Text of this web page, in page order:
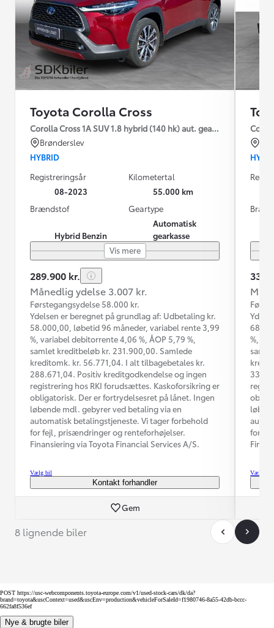
Toyota Corolla Cross
Corolla Cross 1A SUV 1.8 hybrid (140 hk) aut. gear Style - Comfort
Brønderslev
HYBRID
Registreringsår
08-2023
Kilometertal
55.000 km
Brændstof
Hybrid Benzin
Geartype
Automatisk
gearkasse
Vis mere
289.900 kr.
Månedlig ydelse 3.007 kr.
Førstegangsydelse 58.000 kr.
Ydelsen er beregnet på grundlag af: Udbetaling kr.
58.000,00, løbetid 96 måneder, variabel rente 3,99
%, variabel debitorrente 4,06 %, ÅOP 5,79 %,
samlet kreditbeløb kr. 231.900,00. Samlede
kreditomk. kr. 56.771,04. I alt tilbagebetales kr.
288.671,04. Positiv kreditgodkendelse og ingen
registrering hos RKI forudsættes. Kaskoforsikring er
obligatorisk. Der er fortrydelsesret på lånet. Ingen
løbende mdl. gebyrer ved betaling via en
automatisk betalingstjeneste. Vi tager forbehold
for fejl, prisændringer og renteforhøjelser.
Finansiering via Toyota Financial Services A/S.
Vælg bil
Kontakt forhandler
Gem
%,
for
Vælg bil
8 lignende biler
POST https://usc-webcomponents.toyota-europe.com/v1/used-stock-cars/dk/da?
brand=toyota&uscContext=used&uscEnv=production&vehicleForSaleId=f1980746-8a55-42db-bccc-
662fa8f536ef
Nye & brugte biler